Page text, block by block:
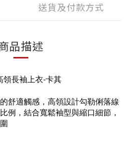
送貨及付款方式
品描述
領長袖上衣-卡其
舒適觸感，高領設計勾勒俐落線
例，結合寬鬆袖型與縮口細節，